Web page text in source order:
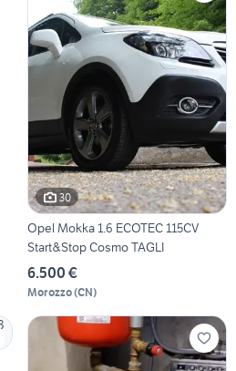
30
Opel Mokka 1.6 ECOTEC 115CV
Start&Stop Cosmo TAGLI
6.500 €
Morozzo(CN)